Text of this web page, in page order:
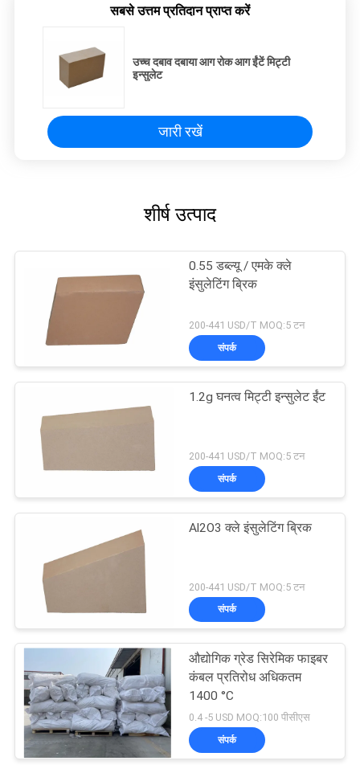
सबसे उत्तम प्रतिदान प्राप्त करें
उच्च दबाव दबाया आग रोक आग ईंटें मिट्टी
इन्सुलेट
जारी रखें
शीर्ष उत्पाद
0.55 डब्ल्यू / एमके क्ले
इंसुलेटिंग ब्रिक
200-441 USD/T MOQ:5 टन
संपर्क
1.2g घनत्व मिट्टी इन्सुलेट ईंट
200-441 USD/T MOQ:5 टन
संपर्क
Al2O3 क्ले इंसुलेटिंग ब्रिक
200-441 USD/T MOQ:5 टन
संपर्क
औद्योगिक ग्रेड सिरेमिक फाइबर
कंबल प्रतिरोध अधिकतम
1400 °C
0.4 -5 USD MOQ:100 पीसीएस
संपर्क